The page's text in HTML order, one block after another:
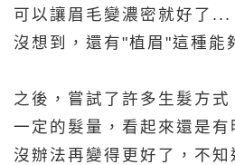
可以讓眉毛變濃密就好了...
沒想到，還有"植眉"這種能
之後，嘗試了許多生髮方
一定的髮量，看起來還是
沒辦法再變得更好了，不